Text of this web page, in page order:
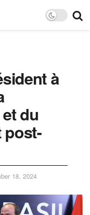
à
du
post-
18, 2024